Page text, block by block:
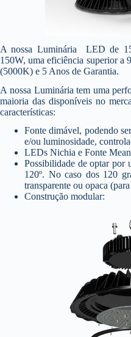
A nossa Luminária LED de
150W, uma eficiência superior a
(5000K) e 5 Anos de Garantia.
A nossa Luminária tem uma
maioria das disponíveis no
características:
Fonte dimável, podendo
e/ou luminosidade,
LEDs Nichia e Fonte
Possibilidade de optar por
120º. No caso dos 120
transparente ou opaca
Construção modular: